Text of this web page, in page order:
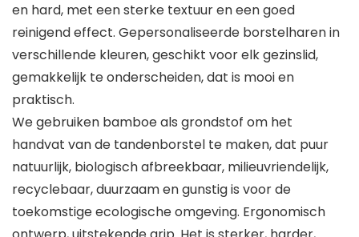
en hard, met een sterke textuur en een goed
reinigend effect. Gepersonaliseerde borstelharen in
verschillende kleuren, geschikt voor elk gezinslid,
gemakkelijk te onderscheiden, dat is mooi en
praktisch.
We gebruiken bamboe als grondstof om het
handvat van de tandenborstel te maken, dat puur
natuurlijk, biologisch afbreekbaar, milieuvriendelijk,
recyclebaar, duurzaam en gunstig is voor de
toekomstige ecologische omgeving. Ergonomisch